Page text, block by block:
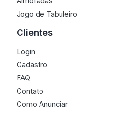
Jogo de Tabuleiro
Clientes
Login
Cadastro
FAQ
Contato
Como Anunciar